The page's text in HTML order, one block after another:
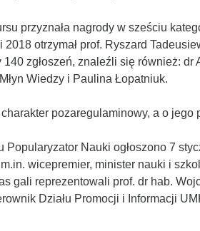
przyznała nagrody w sześciu
2018 otrzymał prof. Ryszard
zgłoszeń, znaleźli się również:
Wiedzy i Paulina Łopatniuk.
charakter pozaregulaminowy, a o
Popularyzator Nauki ogłoszono 7
wicepremier, minister nauki i
gali reprezentowali prof. dr hab.
Działu Promocji i Informacji